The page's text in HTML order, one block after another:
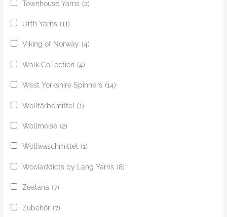
Townhouse Yarns (2)
Urth Yarns (11)
Viking of Norway (4)
Walk Collection (4)
West Yorkshire Spinners (14)
Wollfärbemittel (1)
Wollmeise (2)
Wollwaschmittel (1)
Wooladdicts by Lang Yarns (8)
Zealana (7)
Zubehör (7)